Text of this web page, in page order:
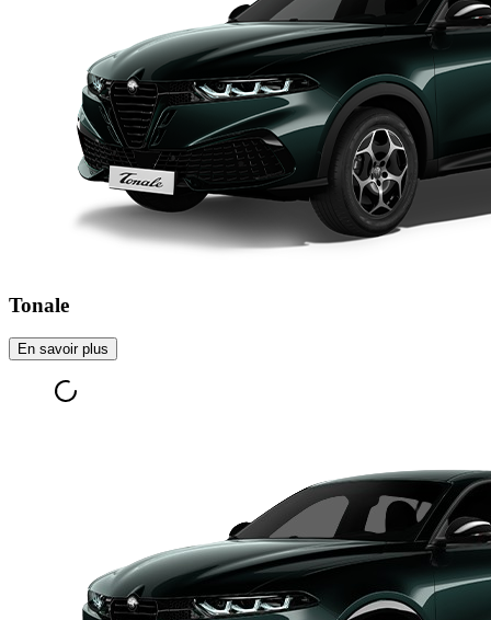
Tonale
En savoir plus